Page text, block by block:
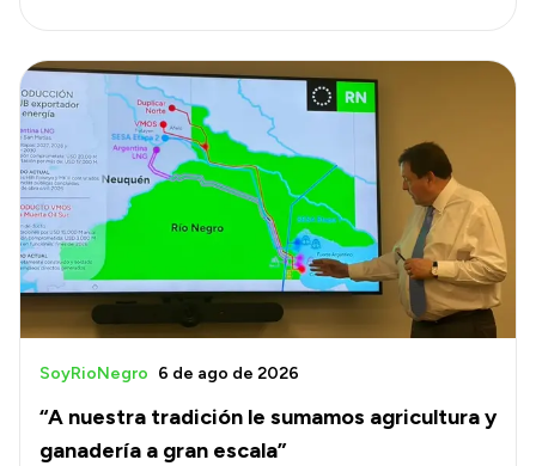
“A nuestra tradición le sumamos agricultura y
ganadería a gran escala”
SoyRioNegro 6 de ago de 2026